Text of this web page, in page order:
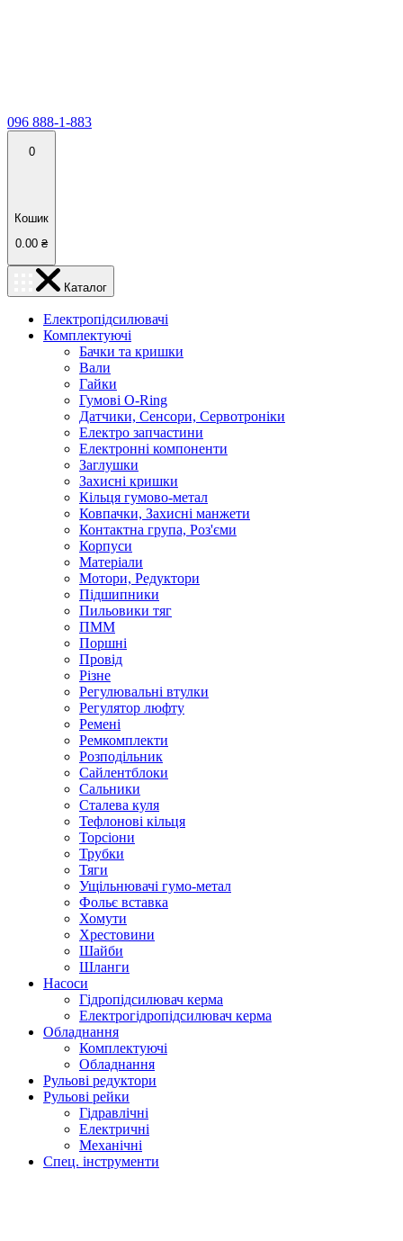
096 888-1-883
0
Кошик
0.00 ₴
Каталог
Електропідсилювачі
Комплектуючі
Бачки та кришки
Вали
Гайки
Гумові O-Ring
Датчики, Сенсори, Сервотроніки
Електро запчастини
Електронні компоненти
Заглушки
Захисні кришки
Кільця гумово-метал
Ковпачки, Захисні манжети
Контактна група, Роз'єми
Корпуси
Матеріали
Мотори, Редуктори
Підшипники
Пильовики тяг
ПММ
Поршні
Провід
Різне
Регулювальні втулки
Регулятор люфту
Ремені
Ремкомплекти
Розподільник
Сайлентблоки
Сальники
Сталева куля
Тефлонові кільця
Торсіони
Трубки
Тяги
Ущільнювачі гумо-метал
Фольє вставка
Хомути
Хрестовини
Шайби
Шланги
Насоси
Гідропідсилювач керма
Електрогідропідсилювач керма
Обладнання
Комплектуючі
Обладнання
Рульові редуктори
Рульові рейки
Гідравлічні
Електричні
Механічні
Спец. інструменти